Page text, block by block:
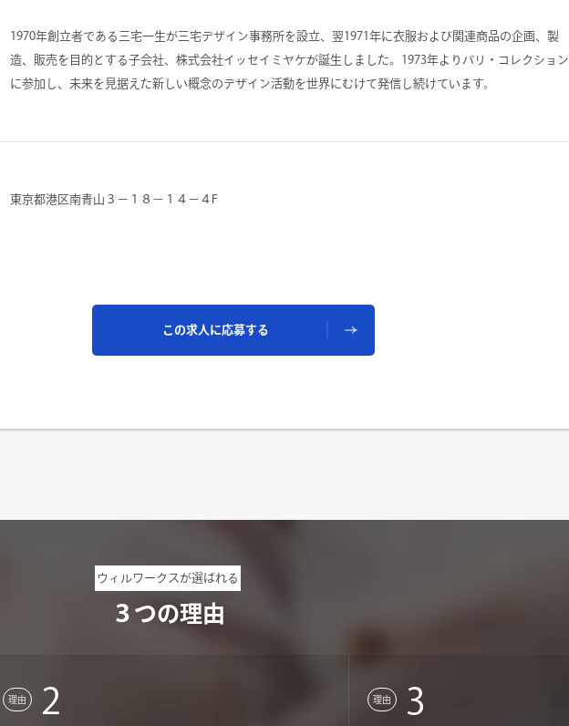
1970年創立者である三宅一生が三宅デザイン事務所を設立、翌1971年に衣服および関連商品の企画、製
造、販売を目的とする子会社、株式会社イッセイミヤケが誕生しました。1973年よりパリ・コレクション
に参加し、未来を見据えた新しい概念のデザイン活動を世界にむけて発信し続けています。
東京都港区南青山３－１８－１４－４F
この求人に応募する
ウィルワークスが選ばれる
３つの理由
理由 2 理由 3